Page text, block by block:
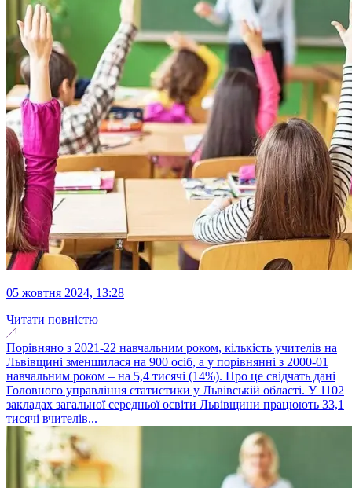
05 жовтня 2024, 13:28
Читати повністю
Порівняно з 2021-22 навчальним роком, кількість учителів на
Львівщині зменшилася на 900 осіб, а у порівнянні з 2000-01
навчальним роком – на 5,4 тисячі (14%). Про це свідчать дані
Головного управління статистики у Львівській області. У 1102
закладах загальної середньої освіти Львівщини працюють 33,1
тисячі вчителів...